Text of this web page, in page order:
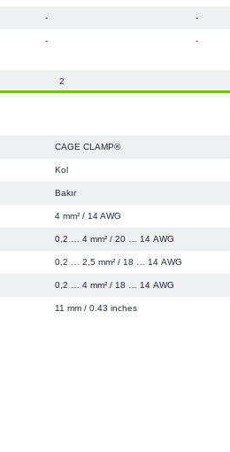
- -
- -
2
CAGE CLAMP®
Kol
Bakır
4 mm² / 14 AWG
0,2 … 4 mm² / 20 … 14 AWG
0,2 … 2,5 mm² / 18 … 14 AWG
0,2 … 4 mm² / 18 … 14 AWG
11 mm / 0.43 inches